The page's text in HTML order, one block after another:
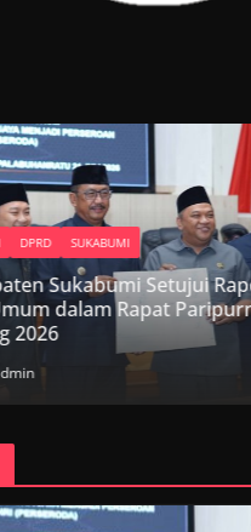
BERITA DAERAH DPRD SUKABUMI
Wakil Ketua DPRD
Peresmian Jembatan
20 Juli 2026